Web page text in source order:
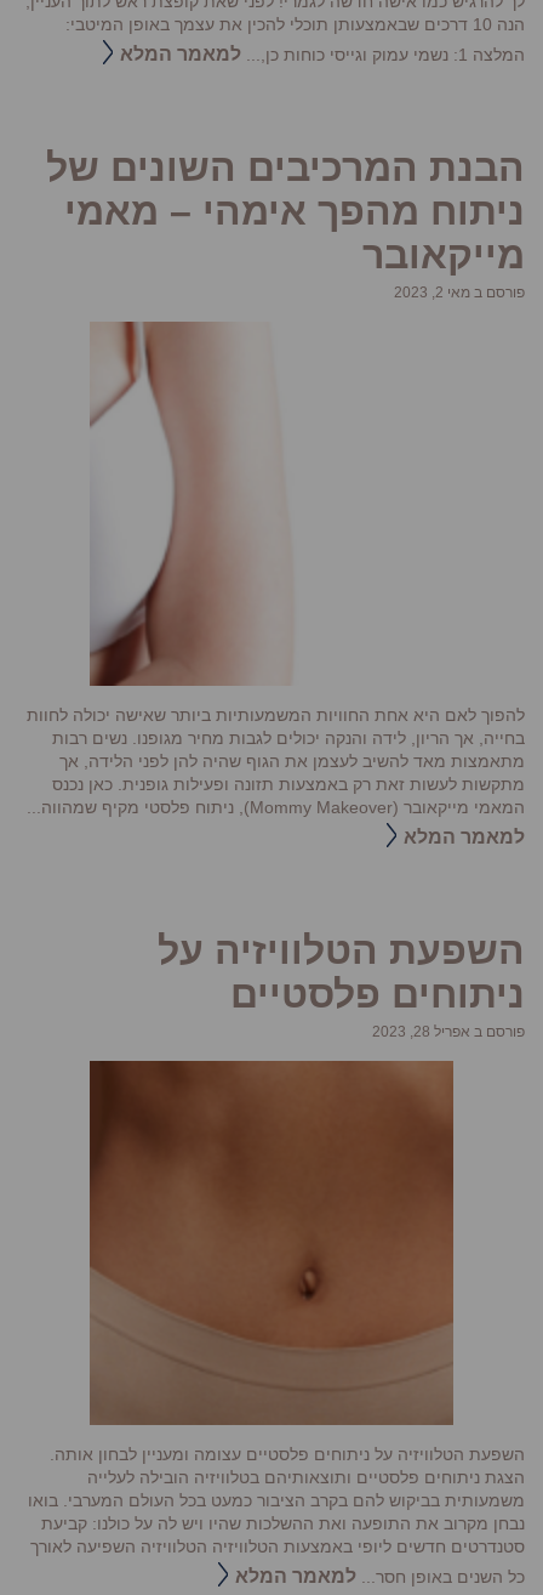
הנה 10 דרכים שבאמצעותן תוכלי להכין את עצמך באופן המיטבי:
המלצה 1: נשמי עמוק וגייסי כוחות כן,...
למאמר המלא
הבנת המרכיבים השונים של
ניתוח מהפך אימהי – מאמי
מייקאובר
פורסם ב מאי 2, 2023
להפוך לאם היא אחת החוויות המשמעותיות ביותר שאישה יכולה לחוות
בחייה, אך הריון, לידה והנקה יכולים לגבות מחיר מגופנו. נשים רבות
מתאמצות מאד להשיב לעצמן את הגוף שהיה להן לפני הלידה, אך
מתקשות לעשות זאת רק באמצעות תזונה ופעילות גופנית. כאן נכנס
המאמי מייקאובר (Mommy Makeover), ניתוח פלסטי מקיף שמהווה...
למאמר המלא
השפעת הטלוויזיה על
ניתוחים פלסטיים
פורסם ב אפריל 28, 2023
השפעת הטלוויזיה על ניתוחים פלסטיים עצומה ומעניין לבחון אותה.
הצגת ניתוחים פלסטיים ותוצאותיהם בטלוויזיה הובילה לעלייה
משמעותית בביקוש להם בקרב הציבור כמעט בכל העולם המערבי. בואו
נבחן מקרוב את התופעה ואת ההשלכות שהיו ויש לה על כולנו: קביעת
סטנדרטים חדשים ליופי באמצעות הטלוויזיה הטלוויזיה השפיעה לאורך
כל השנים באופן חסר... למאמר המלא